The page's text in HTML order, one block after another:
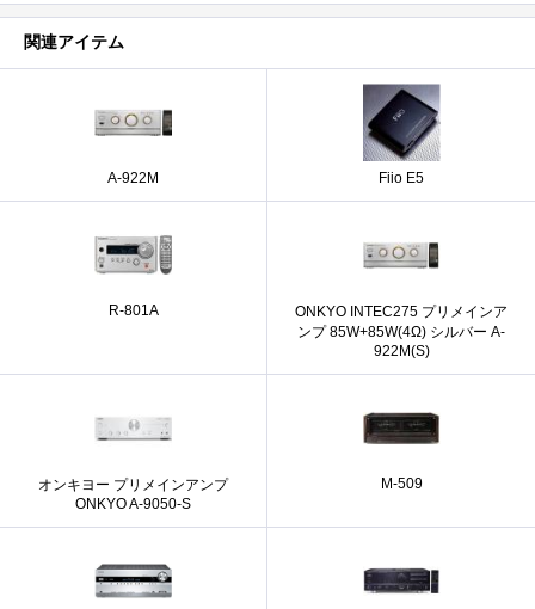
関連アイテム
A-922M Fiio E5
R-801A
ONKYO INTEC275 プリメインア
ンプ 85W+85W(4Ω) シルバー A-
922M(S)
オンキヨー プリメインアンプ
ONKYO A-9050-S
M-509